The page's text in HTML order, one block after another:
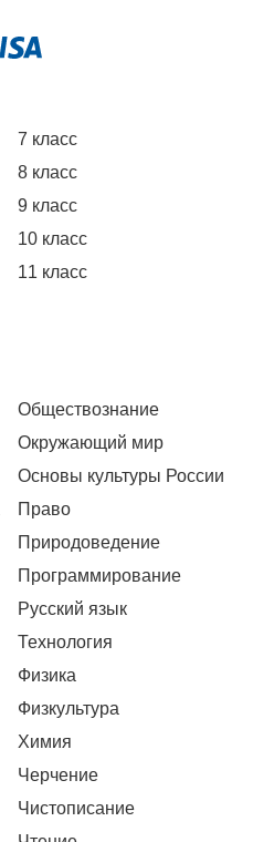
7 класс
8 класс
9 класс
10 класс
11 класс
Обществознание
Окружающий мир
Основы культуры России
Право
Природоведение
Программирование
Русский язык
Технология
Физика
Физкультура
Химия
Черчение
Чистописание